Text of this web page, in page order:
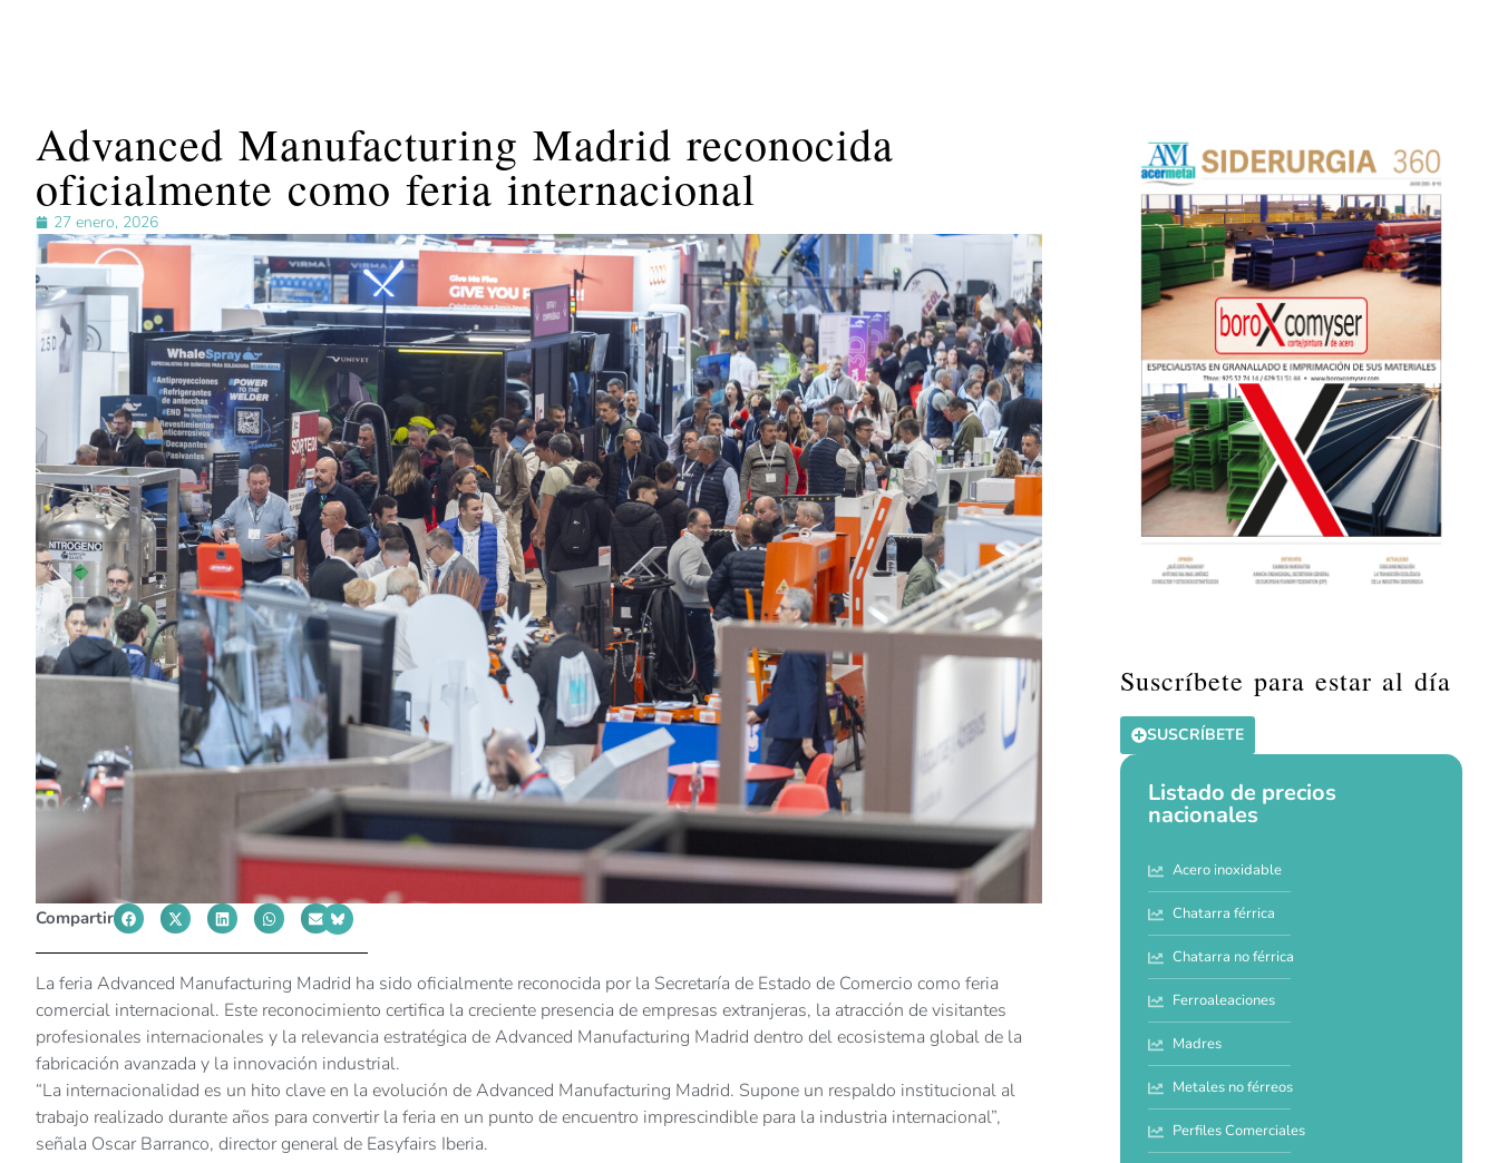
Advanced Manufacturing Madrid reconocida
oficialmente como feria internacional
27 enero, 2026
Compartir
La feria Advanced Manufacturing Madrid ha sido oficialmente reconocida por la Secretaría de Estado de Comercio como feria
comercial internacional. Este reconocimiento certifica la creciente presencia de empresas extranjeras, la atracción de visitantes
profesionales internacionales y la relevancia estratégica de Advanced Manufacturing Madrid dentro del ecosistema global de la
fabricación avanzada y la innovación industrial.
“La internacionalidad es un hito clave en la evolución de Advanced Manufacturing Madrid. Supone un respaldo institucional al
trabajo realizado durante años para convertir la feria en un punto de encuentro imprescindible para la industria internacional”,
señala Oscar Barranco, director general de Easyfairs Iberia.
Suscríbete para estar al día
SUSCRÍBETE
Listado de precios
nacionales
Acero inoxidable
Chatarra férrica
Chatarra no férrica
Ferroaleaciones
Madres
Metales no férreos
Perfiles Comerciales